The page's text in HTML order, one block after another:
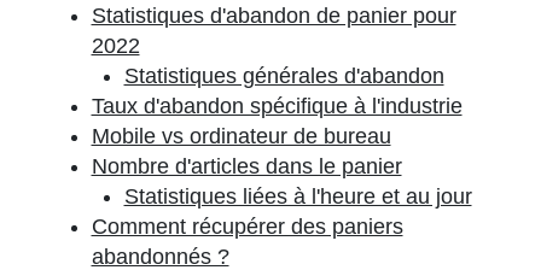
Statistiques d'abandon de panier pour
2022
Statistiques générales d'abandon
Taux d'abandon spécifique à l'industrie
Mobile vs ordinateur de bureau
Nombre d'articles dans le panier
Statistiques liées à l'heure et au jour
Comment récupérer des paniers
abandonnés ?